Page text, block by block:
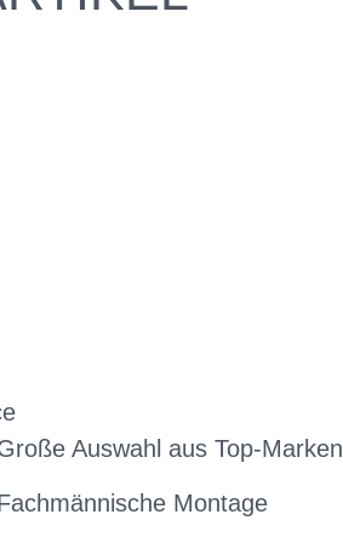
Auswahl aus Top-Marken
Montage